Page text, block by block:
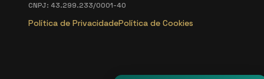
CNPJ: 43.299.233/0001-40
Política de PrivacidadePolítica de Cookies